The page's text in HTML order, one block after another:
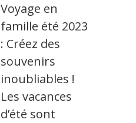
Voyage en
famille été 2023
: Créez des
souvenirs
inoubliables !
Les vacances
d’été sont